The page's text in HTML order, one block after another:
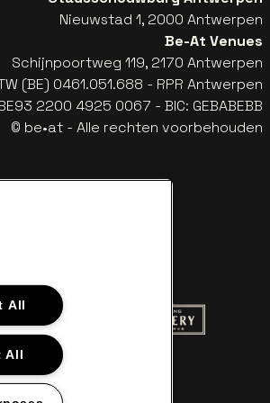
Nieuwstad 1, 2000 Antwerpen
Be-At Venues
Schijnpoortweg 119, 2170 Antwerpen
(BE) 0461.051.688 - RPR Antwerpen
2200 4925 0067 - BIC: GEBABEBB
© be•at - Alle rechten voorbehouden
van Red Bull
de website van Het logo van Aperol
van Gazet van Antwerpen
All
All